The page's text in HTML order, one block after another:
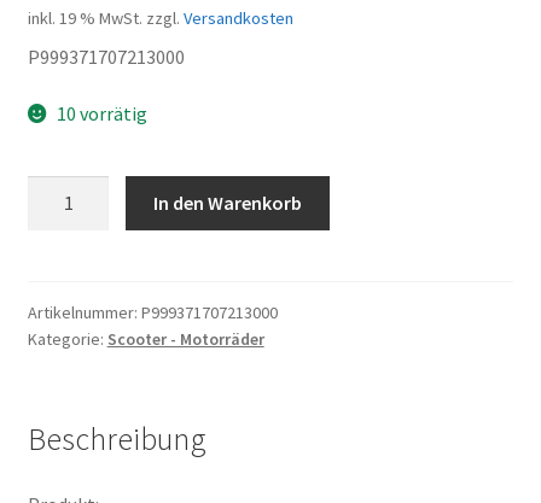
inkl. 19 % MwSt. zzgl. Versandkosten
P999371707213000
10 vorrätig
Menge
In den Warenkorb
Artikelnummer: P999371707213000
Kategorie: Scooter - Motorräder
Beschreibung